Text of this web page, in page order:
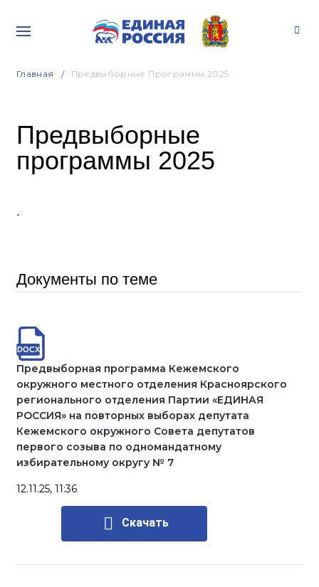
Главная Предвыборные Программы 2025
Предвыборные
программы 2025
.
Документы по теме
Предвыборная программа Кежемского
окружного местного отделения Красноярского
регионального отделения Партии «ЕДИНАЯ
РОССИЯ» на повторных выборах депутата
Кежемского окружного Совета депутатов
первого созыва по одномандатному
избирательному округу № 7
12.11.25, 11:36
Скачать